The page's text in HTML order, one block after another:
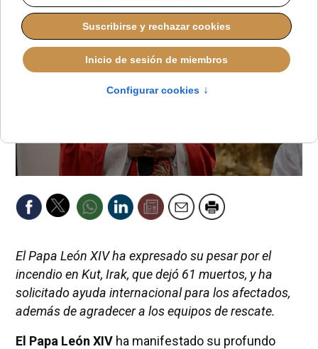
El Papa León XIV ha expresado su pesar por el
incendio en Kut, Irak, que dejó 61 muertos, y ha
solicitado ayuda internacional para los afectados,
además de agradecer a los equipos de rescate.
El Papa León XIVha manifestado su profundo